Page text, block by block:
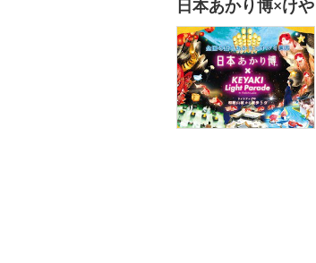
日本あかり博×け